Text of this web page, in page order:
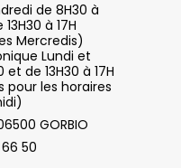
de 8H30 à
à 17H
Mercredis)
Lundi et
de 13H30 à 17H
pour les horaires
GORBIO
50